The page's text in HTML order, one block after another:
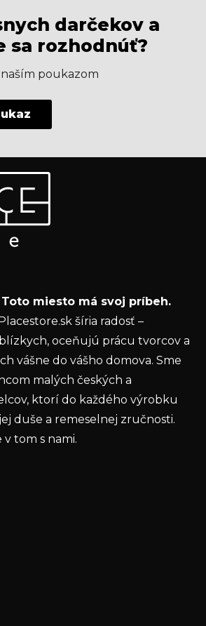
darčekov a
sa rozhodnúť?
poukazom
my Vám budeme zasielať informácie
na našom e-shope.
údajov
Toto miesto má svoj príbeh.
šíria radosť –
oceňujú prácu tvorcov a
vášne do vášho domova. Sme
malých českých a
ktorí do každého výrobku
duše a remeselnej zručnosti.
v tom s nami.